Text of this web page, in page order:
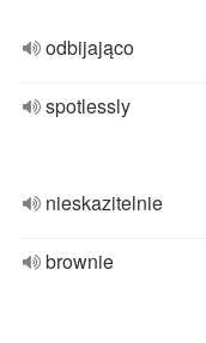
odbijająco
spotlessly
nieskazitelnie
brownie